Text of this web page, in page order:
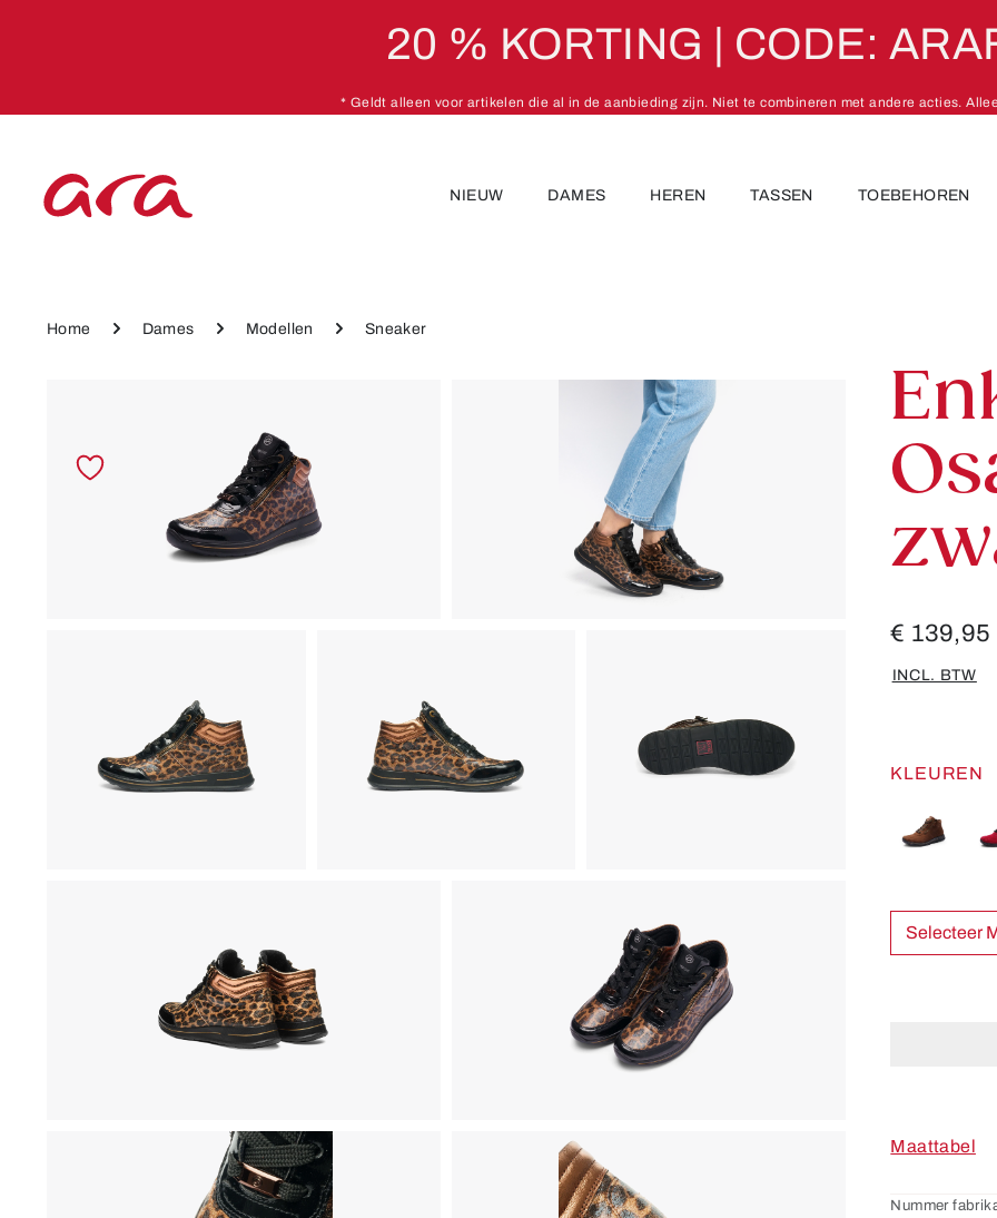
20 % KORTING | CODE:
* Geldt alleen voor artikelen die al in de aanbieding zijn. Niet te combineren met andere acties.
NIEUW DAMES HEREN TASSEN TOEBEHOREN
Home Dames Modellen Sneaker
€ 139,95
INCL. BTW
KLEUREN
Maattabel
Nummer